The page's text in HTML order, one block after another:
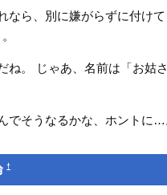
なら、別に嫌がらずに付け
ね。 じゃあ、名前は「お姑
でそうなるかな、ホントに…
†